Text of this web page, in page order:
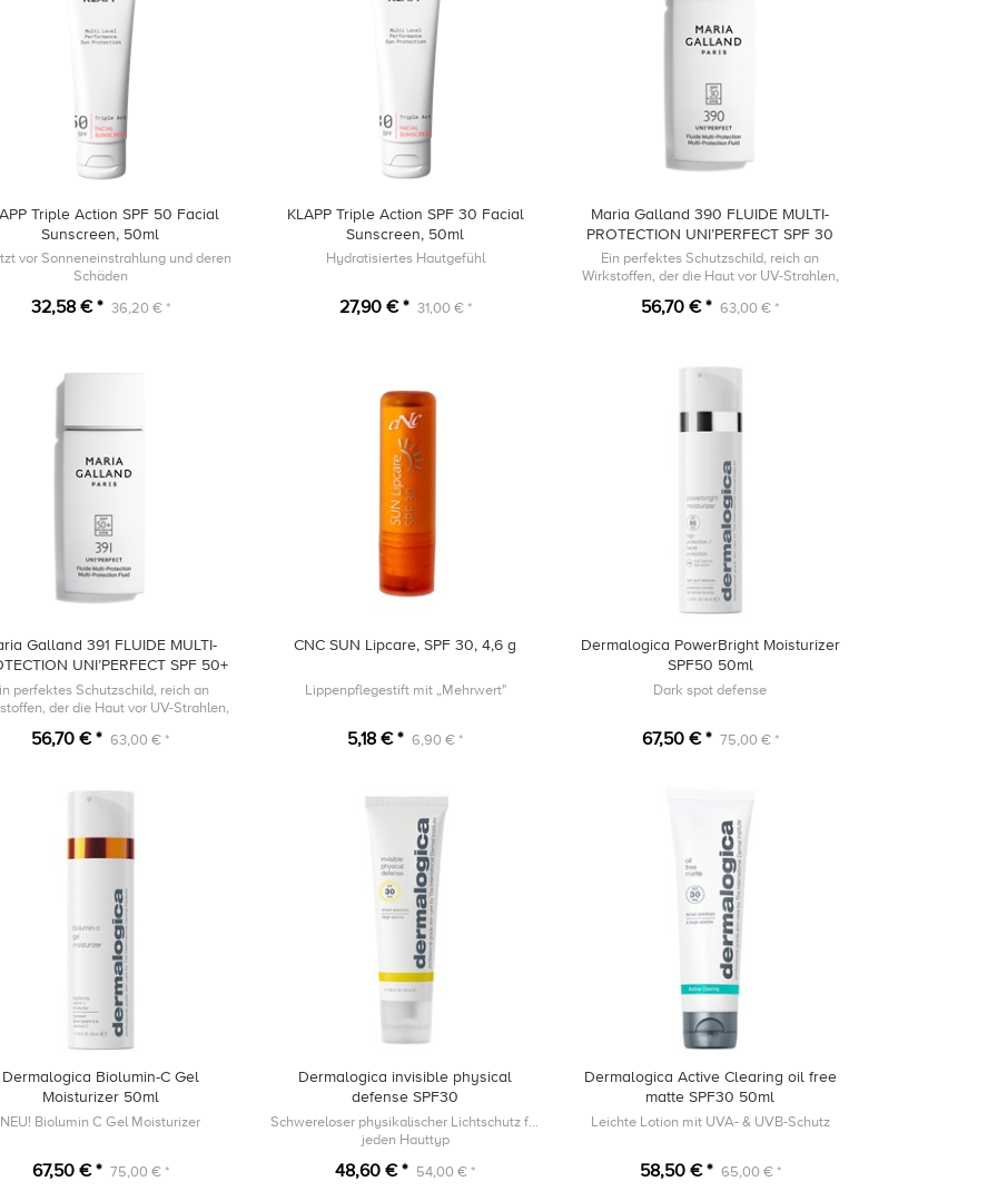
Triple Action SPF 50 Facial
Sunscreen, 50ml
vor Sonneneinstrahlung und deren
Schäden
32,58 € * 36,20 € *
KLAPP Triple Action SPF 30 Facial
Sunscreen, 50ml
Hydratisiertes Hautgefühl
27,90 € * 31,00 € *
Maria Galland 390 FLUIDE MULTI-
PROTECTION UNI’PERFECT SPF 30
Ein perfektes Schutzschild, reich an
Wirkstoffen, der die Haut vor UV-Strahlen,
schützt.
56,70 € * 63,00 € *
Galland 391 FLUIDE MULTI-
UNI’PERFECT SPF 50+
perfektes Schutzschild, reich an
der die Haut vor UV-Strahlen,
schützt.
56,70 € * 63,00 € *
CNC SUN Lipcare, SPF 30, 4,6 g
Lippenpflegestift mit „Mehrwert"
5,18 € * 6,90 € *
Dermalogica PowerBright Moisturizer
SPF50 50ml
Dark spot defense
67,50 € * 75,00 € *
Dermalogica Biolumin-C Gel
Moisturizer 50ml
NEU! Biolumin C Gel Moisturizer
67,50 € * 75,00 € *
Dermalogica invisible physical
defense SPF30
Schwereloser physikalischer Lichtschutz für
jeden Hauttyp
48,60 € * 54,00 € *
Dermalogica Active Clearing oil free
matte SPF30 50ml
Leichte Lotion mit UVA- & UVB-Schutz
58,50 € * 65,00 € *